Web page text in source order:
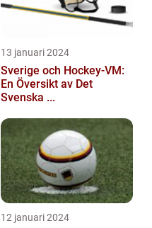
13 januari 2024
Sverige och Hockey-VM:
En Översikt av Det
Svenska ...
12 januari 2024